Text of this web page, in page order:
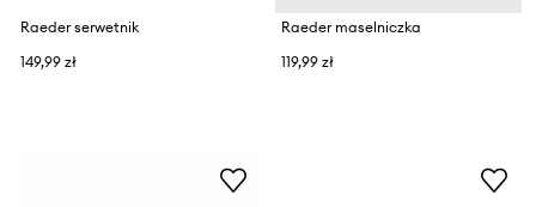
Raeder serwetnik
149,99 zł
Raeder maselniczka
119,99 zł